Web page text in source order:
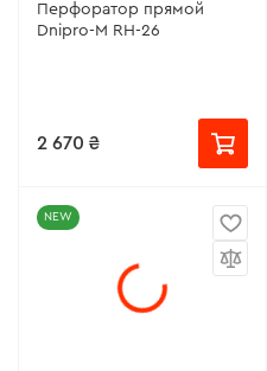
Перфоратор прямой
Dnipro-M RH-26
2 670 ₴
NEW